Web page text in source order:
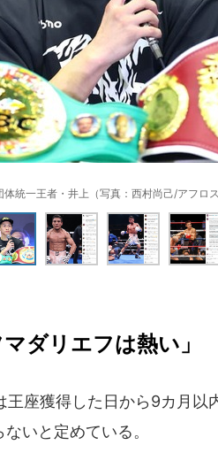
体統一王者・井上（写真：西村尚己/アフロス
ダリエフは熱い」
座獲得した日から9カ月以
いと定めている。